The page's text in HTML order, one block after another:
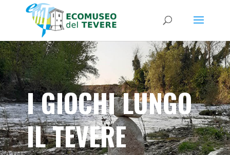
I GIOCHI LUNGO
IL TEVERE